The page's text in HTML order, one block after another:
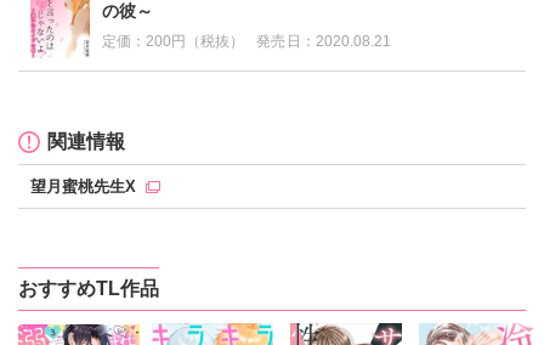
の彼～
定価：200円（税抜） 発売日： 2020.08.21
関連情報
望月蜜桃先生X
おすすめTL作品